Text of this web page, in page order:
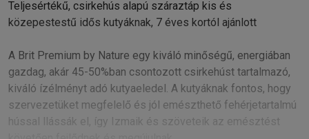
Teljesértékű, csirkehús alapú száraztáp kis és
közepestestű idős kutyáknak, 7 éves kortól ajánlott
A Brit Premium by Nature egy kiváló minőségű, energiában
gazdag, akár 45-50%ban csontozott csirkehúst tartalmazó,
kiváló ízélményt adó kutyaeledel. A kutyáknak fontos, hogy
szervezetüket megfelelő és jól emészthető fehérjetartalmú
hússal llássák el, így Izmaik és szöveteik az emésztést